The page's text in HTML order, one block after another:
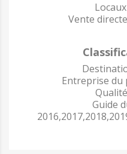
Vente
Entreprise
Guide